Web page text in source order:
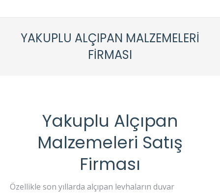
YAKUPLU ALÇIPAN MALZEMELERI
FIRMASI
Yakuplu Alçıpan
Malzemeleri Satış
Firması
Özellikle son yıllarda alçıpan levhaların duvar